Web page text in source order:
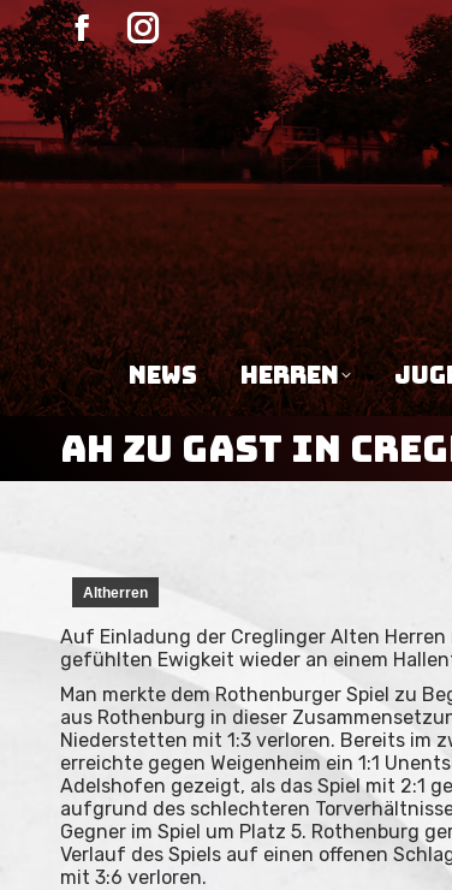
Facebook
page
opens
in
new
window
Instagram
page
opens
in
window
NEWS HERREN
AH ZU GAST IN
Altherren
Auf Einladung der Creglinger Alten
gefühlten Ewigkeit wieder an einem
Man merkte dem Rothenburger Spiel zu
aus Rothenburg in dieser
Niederstetten mit 1:3 verloren. Bereits im
erreichte gegen Weigenheim ein 1:1
Adelshofen gezeigt, als das Spiel mit 2:1
aufgrund des schlechteren
Gegner im Spiel um Platz 5. Rothenburg
Verlauf des Spiels auf einen offenen
mit 3:6 verloren.
NEWS